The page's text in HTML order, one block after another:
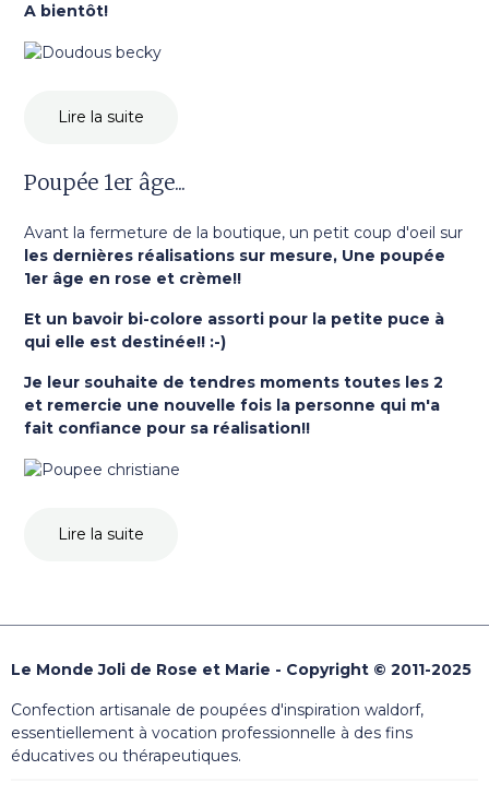
A bientôt!
Lire la suite
Poupée 1er âge...
Avant la fermeture de la boutique, un petit coup d'oeil sur
les dernières réalisations sur mesure, Une poupée
1er âge en rose et crème!!
Et un bavoir bi-colore assorti pour la petite puce à
qui elle est destinée!! :-)
Je leur souhaite de tendres moments toutes les 2
et remercie une nouvelle fois la personne qui m'a
fait confiance pour sa réalisation!!
Lire la suite
Le Monde Joli de Rose et Marie - Copyright © 2011-2025
Confection artisanale de poupées d'inspiration waldorf,
essentiellement à vocation professionnelle à des fins
éducatives ou thérapeutiques.